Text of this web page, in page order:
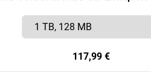
117,99 €